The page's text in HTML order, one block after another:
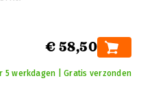
€ 58,50
5 werkdagen | Gratis verzonden